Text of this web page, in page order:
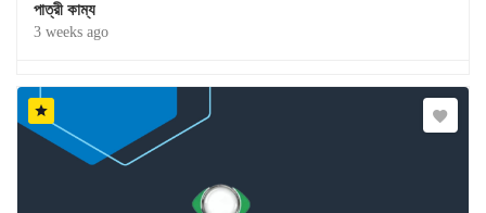
পাত্রী কাম্য
3 weeks ago